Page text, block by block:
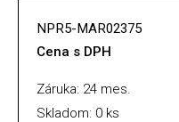
NPR5-MAR02375
Cena s DPH
Záruka: 24 mes.
Skladom: 0 ks